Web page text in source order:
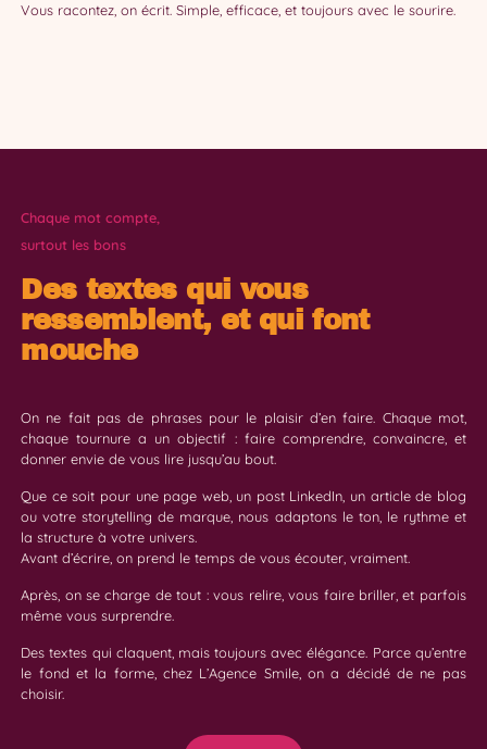
Vous racontez, on écrit. Simple, efficace, et toujours avec le sourire.
Chaque mot compte,
surtout les bons
Des textes qui vous
ressemblent, et qui font
mouche
On ne fait pas de phrases pour le plaisir d’en faire. Chaque mot,
chaque tournure a un objectif : faire comprendre, convaincre, et
donner envie de vous lire jusqu’au bout.
Que ce soit pour une page web, un post LinkedIn, un article de blog
ou votre storytelling de marque, nous adaptons le ton, le rythme et
la structure à votre univers.
Avant d’écrire, on prend le temps de vous écouter, vraiment.
Après, on se charge de tout : vous relire, vous faire briller, et parfois
même vous surprendre.
Des textes qui claquent, mais toujours avec élégance. Parce qu’entre
le fond et la forme, chez L’Agence Smile, on a décidé de ne pas
choisir.